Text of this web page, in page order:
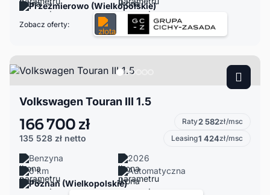
Przeźmierowo (Wielkopolskie)
Zobacz oferty:
Volkswagen Touran III 1.5
166 700 zł
135 528 zł netto
Raty2 582zł/msc
Leasing1 424zł/msc
Benzyna
2026
0 km
Automatyczna
Poznań (Wielkopolskie)